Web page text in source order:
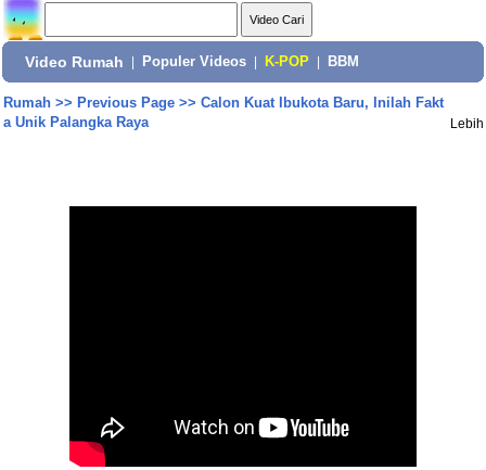
Video Rumah Populer Videos K-POP BBM
Rumah>> Previous Page>> Calon Kuat Ibukota Baru, Inilah Fakt
a Unik Palangka Raya
Lebih